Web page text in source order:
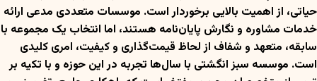
حیاتی، از اهمیت بالایی برخوردار است. موسسات متعددی مدعی ارائه
خدمات مشاوره و نگارش پایان‌نامه هستند، اما انتخاب یک مجموعه با
سابقه، متعهد و شفاف از لحاظ قیمت‌گذاری و کیفیت، امری کلیدی
است. موسسه سبز انگشتی با سال‌ها تجربه در این حوزه و با تکیه بر